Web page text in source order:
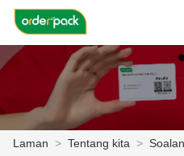
Deutsch
Laman > Tentang kita >